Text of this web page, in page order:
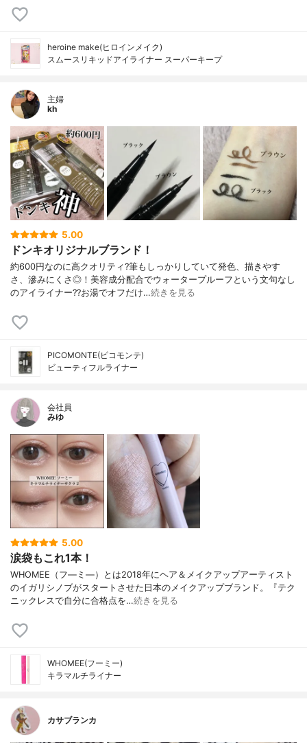
heroine make(ヒロインメイク)
スムースリキッドアイライナー スーパーキープ
主婦
kh
5.00
ドンキオリジナルブランド！
約600円なのに高クオリティ?筆もしっかりしていて発色、描きやす
さ、滲みにくさ◎！美容成分配合でウォータープルーフという文句なし
のアイライナー??お湯でオフだけ…続きを見る
PICOMONTE(ピコモンテ)
ビューティフルライナー
会社員
みゆ
5.00
涙袋もこれ1本！
WHOMEE（フ―ミ―）とは2018年にヘア＆メイクアップアーティスト
のイガリシノブがスタートさせた日本のメイクアップブランド。『テク
ニックレスで自分に合格点を…続きを見る
WHOMEE(フーミー)
キラマルチライナー
カサブランカ